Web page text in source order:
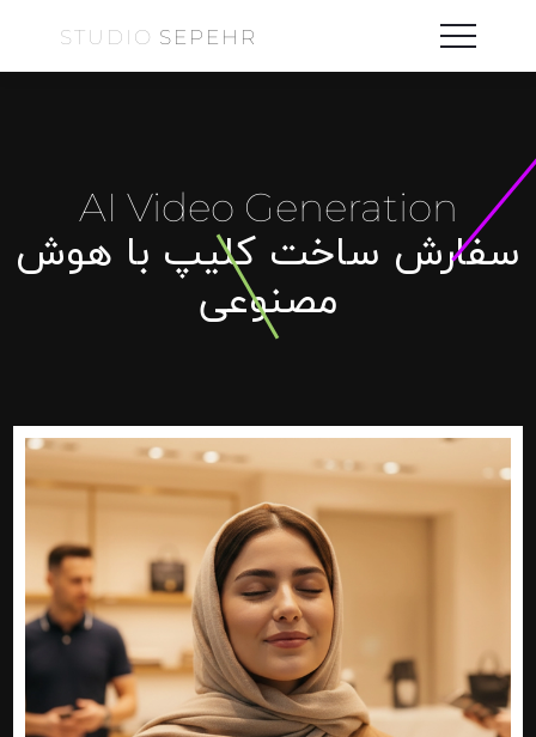
STUDIO SEPEHR
AI Video Generation
سفارش ساخت کلیپ با هوش
مصنوعی